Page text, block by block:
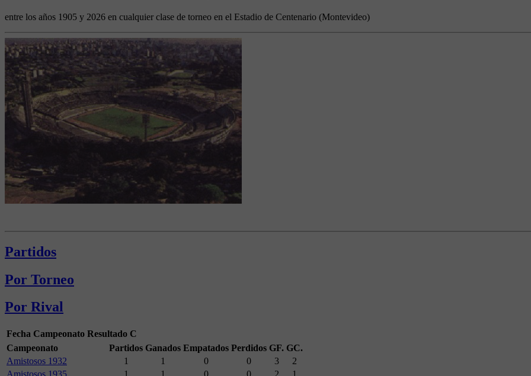
entre los años 1905 y 2026 en cualquier clase de torneo en el Estadio de Centenario (Montevideo)
Partidos
Por Torneo
Por Rival
Fecha Campeonato Resultado C
Campeonato
Partidos Ganados Empatados Perdidos GF. GC.
Amistosos 1932
1 1 0 0 3
2